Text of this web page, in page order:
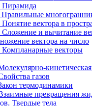
Пирамида
Правильные
Понятие вектора в
Сложение и вычитание
вектора на число
Компланарные векторы
газов
термодинамики
превращения
Твердые тела